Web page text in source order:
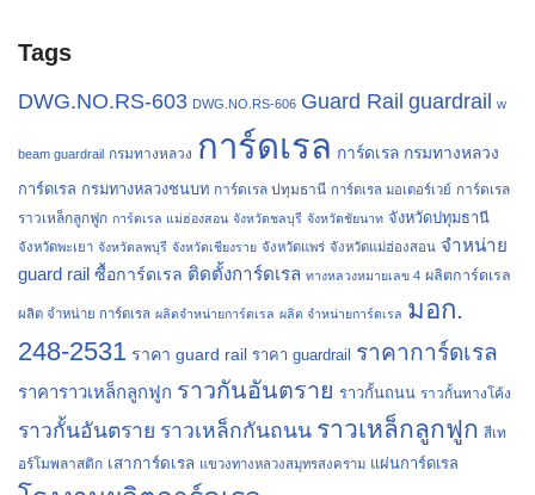
Tags
DWG.NO.RS-603 DWG.NO.RS-606 Guard Rail guardrail w
beam guardrail กรมทางหลวง การ์ดเรล การ์ดเรล กรมทางหลวง
การ์ดเรล กรมทางหลวงชนบท การ์ดเรล ปทุมธานี การ์ดเรล มอเตอร์เวย์ การ์ดเรล
ราวเหล็กลูกฟูก การ์ดเรล แม่ฮ่องสอน จังหวัดชลบุรี จังหวัดชัยนาท จังหวัดปทุมธานี
จังหวัดพะเยา จังหวัดลพบุรี จังหวัดเชียงราย จังหวัดแพร่ จังหวัดแม่ฮ่องสอน จำหน่าย
guard rail ซื้อการ์ดเรล ติดตั้งการ์ดเรล ทางหลวงหมายเลข 4 ผลิตการ์ดเรล
ผลิต จำหน่าย การ์ดเรล ผลิตจำหน่ายการ์ดเรล ผลิต จำหน่ายการ์ดเรล มอก.
248-2531 ราคา guard rail ราคา guardrail ราคาการ์ดเรล
ราคาราวเหล็กลูกฟูก ราวกันอันตราย ราวกั้นถนน ราวกั้นทางโค้ง
ราวกั้นอันตราย ราวเหล็กกันถนน ราวเหล็กลูกฟูก สีเท
อร์โมพลาสติก เสาการ์ดเรล แขวงทางหลวงสมุทรสงคราม แผ่นการ์ดเรล